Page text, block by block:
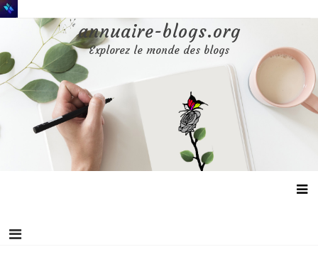
Aller
au
annuaire-blogs.org
Explorez le monde des blogs